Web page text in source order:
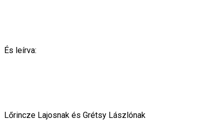
És leírva:
Lőrincze Lajosnak és Grétsy Lászlónak